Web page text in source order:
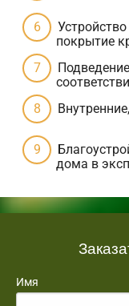
покрытие
дома в
Имя